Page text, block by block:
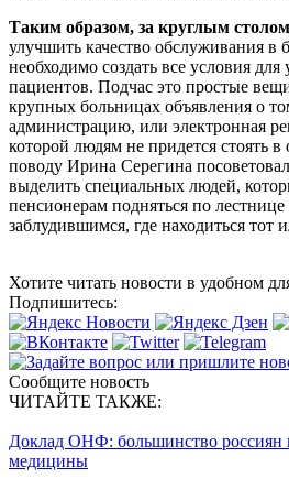
Таким образом, за круглым
улучшить качество обслуживания в
необходимо создать все условия для
пациентов. Подчас это простые
крупных больницах объявления о
администрацию, или электронная
которой людям не придется стоять
поводу Ирина Серегина
выделить специальных людей,
пенсионерам подняться по лестнице
заблудившимся, где находиться тот
Хотите читать новости в удобном
Подпишитесь:
Сообщите новость
ЧИТАЙТЕ ТАКЖЕ:
Доклад ОНФ: большинство россиян
медицины